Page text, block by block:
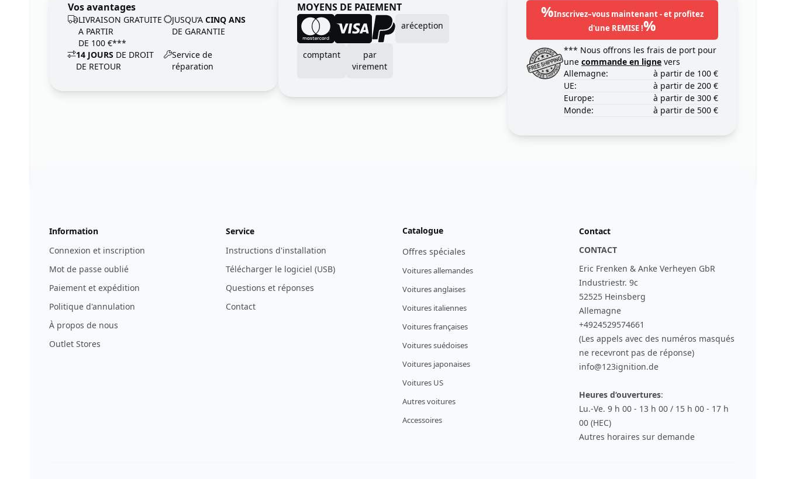
Vos avantages
LIVRAISON GRATUITE
A PARTIR
DE 100 €***
JUSQU‘A CINQ ANS
DE GARANTIE
14 JOURS DE DROIT
DE RETOUR
Service de
réparation
MOYENS DE PAIEMENT
aréception
comptant
par
virement
%Inscrivez–vous maintenant - et profitez
d'une REMISE !%
*** Nous offrons les frais de port pour
une commande en ligne vers
Allemagne:
à partir de 100 €
UE:
à partir de 200 €
Europe:
à partir de 300 €
Monde:
à partir de 500 €
Information
Connexion et inscription
Mot de passe oublié
Paiement et expédition
Politique d'annulation
À propos de nous
Outlet Stores
Service
Instructions d'installation
Télécharger le logiciel (USB)
Questions et réponses
Contact
Catalogue
Offres spéciales
Voitures allemandes
Voitures anglaises
Voitures italiennes
Voitures françaises
Voitures suédoises
Voitures japonaises
Voitures US
Autres voitures
Accessoires
Contact
CONTACT
Eric Frenken & Anke Verheyen GbR
Industriestr. 9c
52525 Heinsberg
Allemagne
+4924529574661
(Les appels avec des numéros masqués
ne recevront pas de réponse)
info@123ignition.de
Heures d‘ouvertures:
Lu.-Ve. 9 h 00 - 13 h 00 / 15 h 00 - 17 h
00 (HEC)
Autres horaires sur demande